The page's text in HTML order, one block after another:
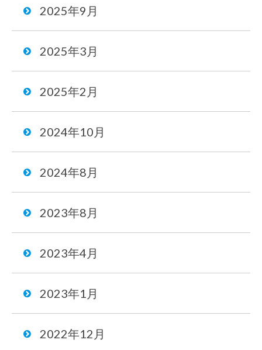
2025年9月
2025年3月
2025年2月
2024年10月
2024年8月
2023年8月
2023年4月
2023年1月
2022年12月